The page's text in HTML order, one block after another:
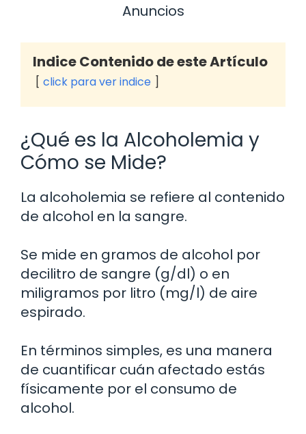
Anuncios
Indice Contenido de este Artículo
click para ver indice
¿Qué es la Alcoholemia y
Cómo se Mide?
La alcoholemia se refiere al contenido
de alcohol en la sangre.
Se mide en gramos de alcohol por
decilitro de sangre (g/dl) o en
miligramos por litro (mg/l) de aire
espirado.
En términos simples, es una manera
de cuantificar cuán afectado estás
físicamente por el consumo de
alcohol.